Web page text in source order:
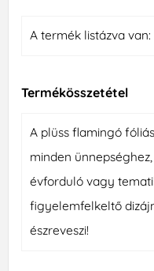
A termék listázva van:
Termékösszetétel
A plüss flamingó
minden
évforduló vagy
figyelemfelkeltő
észreveszi!